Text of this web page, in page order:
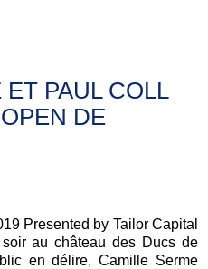
PAUL COLL
DE
Presented by Tailor Capital
au château des Ducs de
en délire, Camille Serme